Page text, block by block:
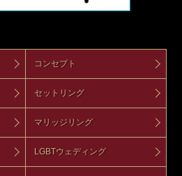
コンセプト
セットリング
マリッジリング
LGBTウェディング